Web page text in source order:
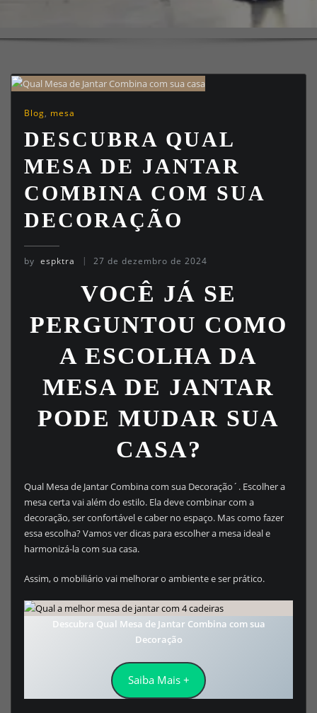
Blog, mesa
DESCUBRA QUAL
MESA DE JANTAR
COMBINA COM SUA
DECORAÇÃO
by espktra 27 de dezembro de 2024
VOCÊ JÁ SE
PERGUNTOU COMO
A ESCOLHA DA
MESA DE JANTAR
PODE MUDAR SUA
CASA?
Qual Mesa de Jantar Combina com sua Decoração´. Escolher a
mesa certa vai além do estilo. Ela deve combinar com a
decoração, ser confortável e caber no espaço. Mas como fazer
essa escolha? Vamos ver dicas para escolher a mesa ideal e
harmonizá-la com sua casa.
Assim, o mobiliário vai melhorar o ambiente e ser prático.
Descubra Qual Mesa de Jantar Combina com sua
Decoração
Saiba Mais +